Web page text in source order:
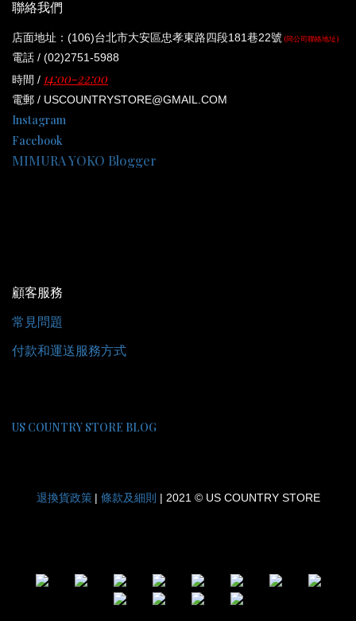
聯絡我們
店面地址：(106)台北市大安區忠孝東路四段181巷22號 (同公司聯絡地址)
電話 / (02)2751-5988
時間 / 14:00-22:00
電郵 / USCOUNTRYSTORE@GMAIL.COM
Instagram
Facebook
MIMURA YOKO Blogger
顧客服務
常見問題
付款和運送服務方式
US COUNTRY STORE BLOG
退換貨政策 | 條款及細則 | 2021 © US COUNTRY STORE